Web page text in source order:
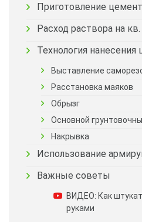
Приготовление
Расход раствора на
Технология
Выставление
Расстановка маяков
Обрызг
Основной
Накрывка
Использование
Важные советы
ВИДЕО: Как
руками